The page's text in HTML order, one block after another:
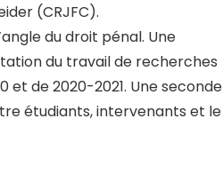
(CRJFC).
du droit pénal. Une
du travail de recherches
et de 2020-2021. Une seconde
étudiants, intervenants et le